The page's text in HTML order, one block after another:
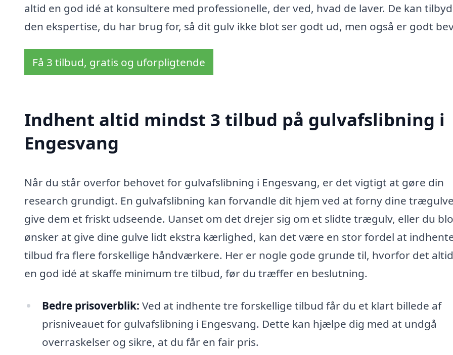
altid en god idé at konsultere med professionelle, der ved, hvad de laver. De kan
den ekspertise, du har brug for, så dit gulv ikke blot ser godt ud, men også er godt
Få 3 tilbud, gratis og uforpligtende
Indhent altid mindst 3 tilbud på gulvafslibning i
Engesvang
Når du står overfor behovet for gulvafslibning i Engesvang, er det vigtigt at gøre din
research grundigt. En gulvafslibning kan forvandle dit hjem ved at forny dine
give dem et friskt udseende. Uanset om det drejer sig om et slidte trægulv, eller du
ønsker at give dine gulve lidt ekstra kærlighed, kan det være en stor fordel at
tilbud fra flere forskellige håndværkere. Her er nogle gode grunde til, hvorfor det
en god idé at skaffe minimum tre tilbud, før du træffer en beslutning.
Bedre prisoverblik: Ved at indhente tre forskellige tilbud får du et klart billede af
prisniveauet for gulvafslibning i Engesvang. Dette kan hjælpe dig med at undgå
overraskelser og sikre, at du får en fair pris.